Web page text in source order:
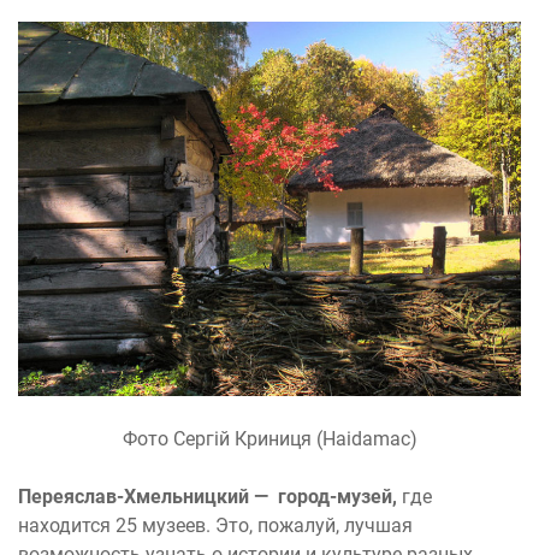
Фото Сергій Криниця (Haidamac)
Переяслав-Хмельницкий — город-музей, где
находится 25 музеев. Это, пожалуй, лучшая